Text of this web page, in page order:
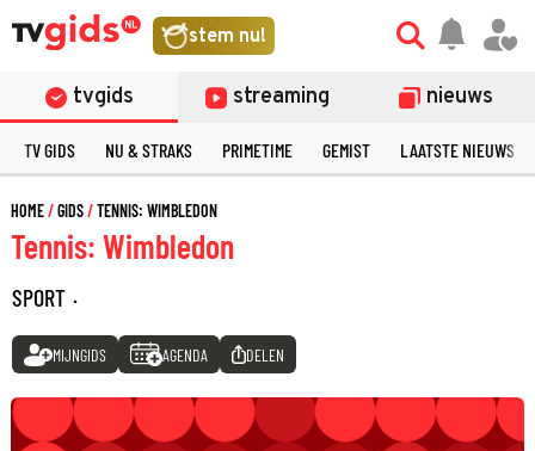
stem nu!
tvgids streaming nieuws
TV GIDS NU & STRAKS PRIMETIME GEMIST LAATSTE NIEUWS
HOME GIDS TENNIS: WIMBLEDON
Tennis: Wimbledon
SPORT ·
MIJNGIDS AGENDA DELEN